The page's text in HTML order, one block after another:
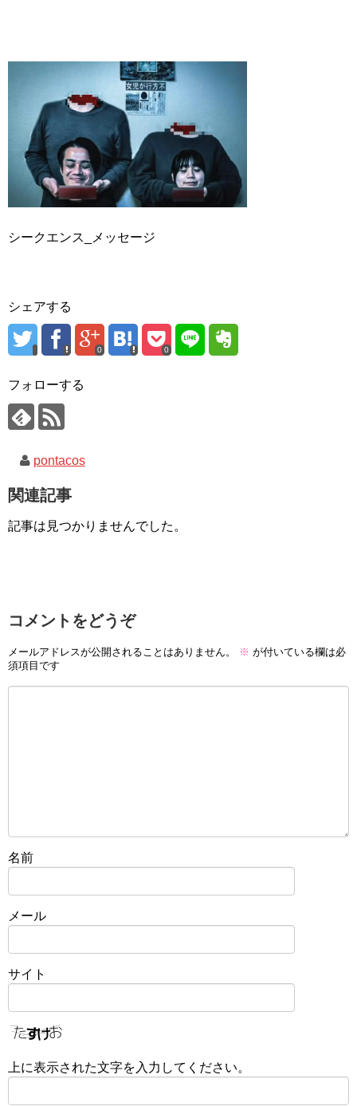
シークエンス_メッセージ
シェアする
0 0
フォローする
pontacos
関連記事
記事は見つかりませんでした。
コメントをどうぞ
メールアドレスが公開されることはありません。 ※ が付いている欄は必
須項目です
名前
メール
サイト
上に表示された文字を入力してください。